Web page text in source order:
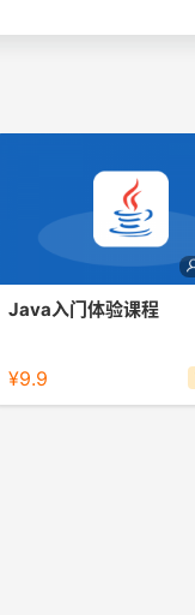
Java入门体验课程
¥9.9